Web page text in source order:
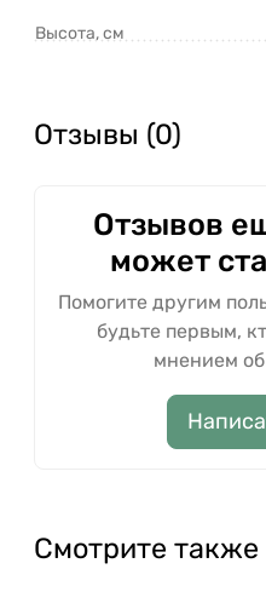
Высота, см
Отзывы (0)
Отзывов
может
Помогите другим
будьте первым,
мнением
Смотрите также